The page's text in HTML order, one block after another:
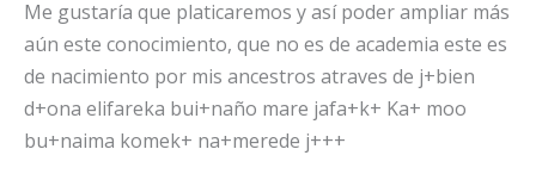
Me gustaría que platicaremos y así poder ampliar más
aún este conocimiento, que no es de academia este es
de nacimiento por mis ancestros atraves de j+bien
d+ona elifareka bui+naño mare jafa+k+ Ka+ moo
bu+naima komek+ na+merede j+++